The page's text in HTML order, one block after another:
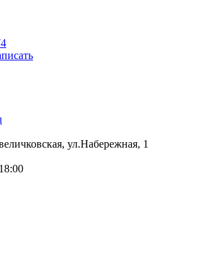
ул.Набережная, 1